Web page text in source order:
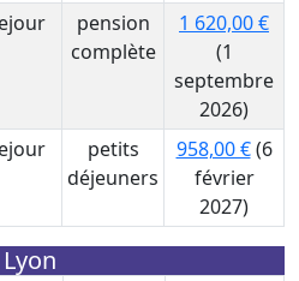
pension
complète
1 620,00 €
(1
septembre
2026)
petits
déjeuners
958,00 €(6
février
2027)
Lyon